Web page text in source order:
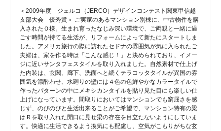
＜2009年度 ジェルコ（JERCO）デザインコンテスト関東甲信越
支部大会 優秀賞＞ ご実家のあるマンション別棟に、中古物件を購
入されたＯ様。生まれ育ったなじみ深い環境で、ご両親と一緒に過
ごす時間が持てる生活が、リフォームによって新たにスタートしま
した。アメリカ旅行の際に訪れたセドナの雰囲気が気に入られたご
夫婦は、家を作る時は「こんな感じ！」と決められており、イメー
ジに近いサンタフェスタイルを取り入れました。自然素材で仕上げ
た内装は、玄関、廊下、洗面へと続くテラコッタタイルが異国の雰
囲気を漂酔わせ、水廻りの壁には４色の色鮮やかなカラータイルで
作ったパターンの中にメキシカンタイルを貼り見た目にも楽しい仕
上げになっています。間取りにおいてはマンションでも窮屈さを感
じず、のびのびと生活出来ることがご希望で、マンション特有の梁
はＲを取り入れた開口に見せ梁の存在を目立たないようにしていま
す。快適に生活できるよう換気にも配慮し、空気がこもりがちな玄